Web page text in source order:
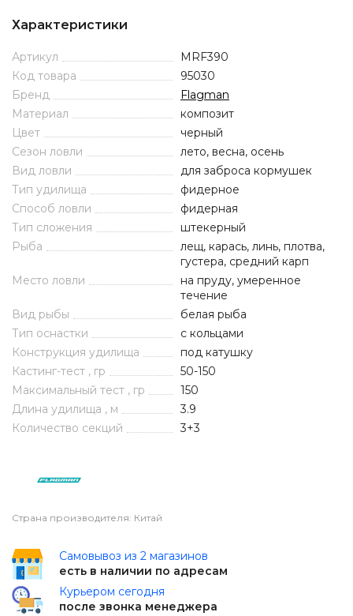
Характеристики
Артикул
MRF390
Код товара
95030
Бренд
Flagman
Материал
композит
Цвет
черный
Сезон ловли
лето, весна, осень
Вид ловли
для заброса кормушек
Тип удилища
фидерное
Способ ловли
фидерная
Тип сложения
штекерный
Рыба
лещ, карась, линь, плотва,
густера, средний карп
Место ловли
на пруду, умеренное
течение
Вид рыбы
белая рыба
Тип оснастки
с кольцами
Конструкция удилища
под катушку
Кастинг-тест , гр
50-150
Максимальный тест , гр
150
Длина удилища , м
3.9
Количество секций
3+3
Страна производителя: Китай
Самовывоз из 2 магазинов
есть в наличии по адресам
Курьером сегодня
после звонка менеджера